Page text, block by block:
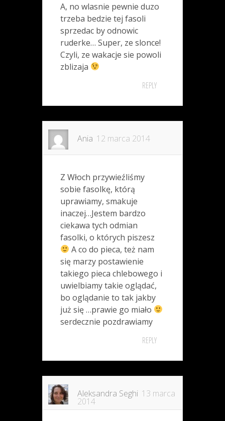
A, no wlasnie pewnie duzo
trzeba bedzie tej fasoli
sprzedac by odnowic
ruderke… Super, ze slonce!
Czyli, ze wakacje sie powoli
zblizaja
REPLY
Ania 12 marca 2014
Z Włoch przywieźliśmy
sobie fasolkę, którą
uprawiamy, smakuje
inaczej…Jestem bardzo
ciekawa tych odmian
fasolki, o których piszesz
A co do pieca, też nam
się marzy postawienie
takiego pieca chlebowego i
uwielbiamy takie oglądać,
bo oglądanie to tak jakby
już się …prawie go miało
serdecznie pozdrawiamy
REPLY
Aleksandra Seghi 13 marca
2014